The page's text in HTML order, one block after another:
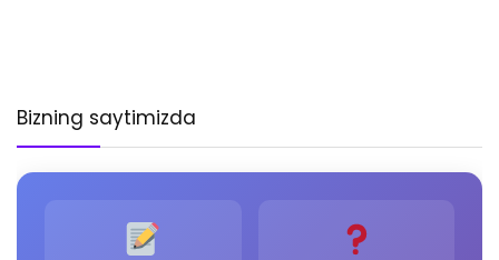
Bizning saytimizda